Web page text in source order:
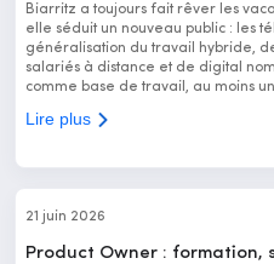
Biarritz a toujours fait rêver les
elle séduit un nouveau public : les
généralisation du travail hybride,
salariés à distance et de digital
comme base de travail, au moins
Lire plus
21 juin 2026
Product Owner : formation,